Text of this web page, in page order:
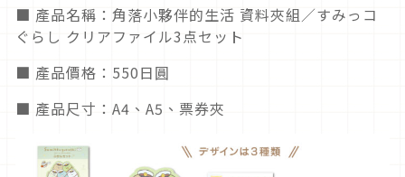
■ 產品名稱：角落小夥伴的生活 資料夾組／すみっコ
ぐらし クリアファイル3点セット
■ 產品價格：550日圓
■ 產品尺寸：A4、A5、票券夾